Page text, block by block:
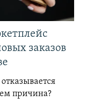
заказов
причина?